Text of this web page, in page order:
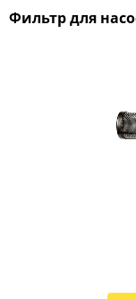
Фильтр для